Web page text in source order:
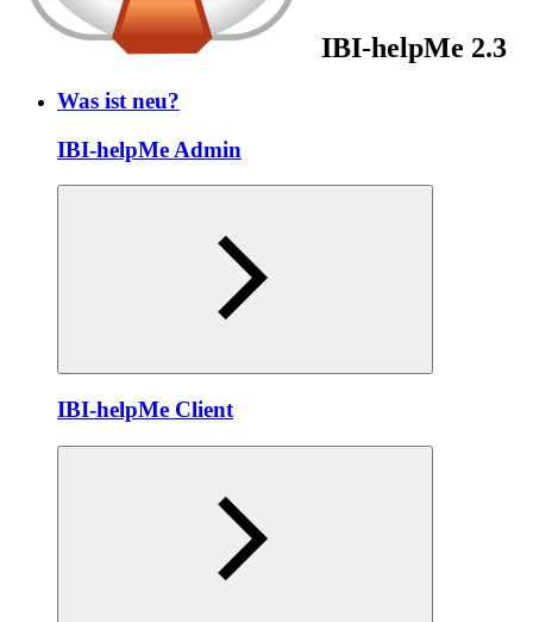
IBI-helpMe 2.3
Was ist neu?
IBI-helpMe Admin
IBI-helpMe Client